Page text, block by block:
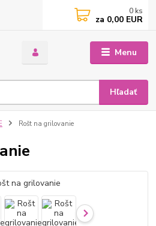
Menu
Hľadať
0 ks
za 0,00 EUR
Rošt na grilovanie